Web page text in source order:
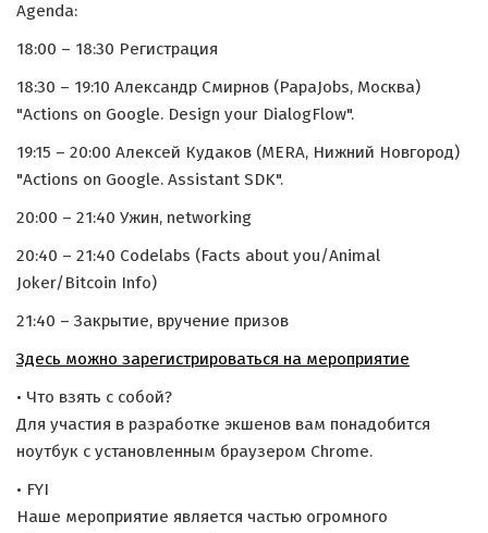
Agenda:
18:00 – 18:30 Регистрация
18:30 – 19:10 Александр Смирнов (PapaJobs, Москва)
"Actions on Google. Design your DialogFlow".
19:15 – 20:00 Алексей Кудаков (MERA, Нижний Новгород)
"Actions on Google. Assistant SDK".
20:00 – 21:40 Ужин, networking
20:40 – 21:40 Codelabs (Facts about you/Animal
Joker/Bitcoin Info)
21:40 – Закрытие, вручение призов
Здесь можно зарегистрироваться на мероприятие
• Что взять с собой?
Для участия в разработке экшенов вам понадобится
ноутбук с установленным браузером Chrome.
• FYI
Наше мероприятие является частью огромного